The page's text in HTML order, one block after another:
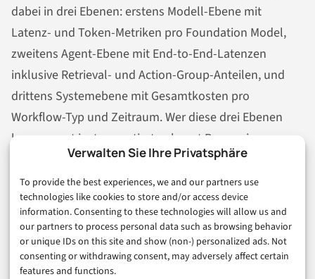
Verwalten Sie Ihre Privatsphäre
To provide the best experiences, we and our partners use
technologies like cookies to store and/or access device
information. Consenting to these technologies will allow us and
our partners to process personal data such as browsing behavior
or unique IDs on this site and show (non-) personalized ads. Not
consenting or withdrawing consent, may adversely affect certain
features and functions.
dabei in drei Ebenen: erstens Modell-Ebene mit
Latenz- und Token-Metriken pro Foundation Model,
zweitens Agent-Ebene mit End-to-End-Latenzen
inklusive Retrieval- und Action-Group-Anteilen, und
drittens Systemebene mit Gesamtkosten pro
Workflow-Typ und Zeitraum. Wer diese drei Ebenen
konsequent instrumentiert, erkennt Regressionen
nach Konfigurationsänderungen frühzeitig – und kann
fundiert entscheiden, welche Optimierungsmaßnahme
den größten Hebel bietet.
Was bleibt